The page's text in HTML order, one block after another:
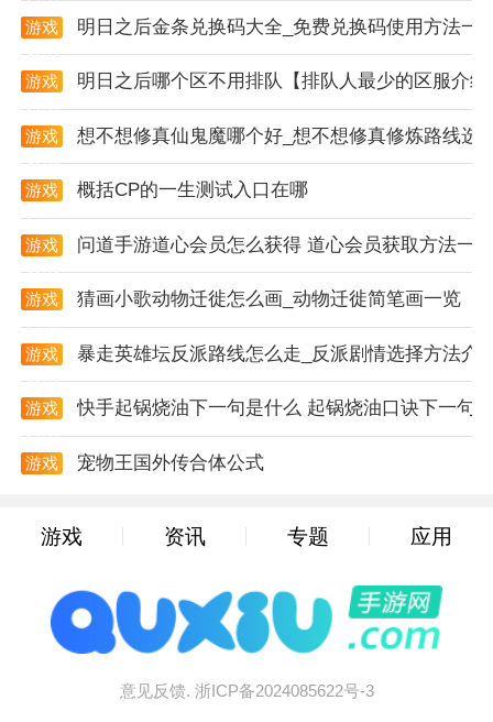
挑战性。
4. 多样化的武器装备：游戏提供了多种二战时期的武器
和装备供玩家选择，每种武器都有其独特的特点和使用
方法。
5. 角色与技能升级：玩家可以通过完成任务和挑战，解
锁新的火柴人角色和特殊技能，提升战斗力。
新手入门
1. 下载并安装游戏：玩家可以在应用商店或游戏官网下
2. 创建角色：进入游戏后，玩家需要创建自己的火柴人
角色，并选择初始装备和武器。
3. 熟悉操作界面：玩家需要熟悉游戏操作界面，了解各
个按钮的功能和用途。
进行战斗，完成各种任务和挑战。
5. 升级和装备：通过完成任务和挑战，玩家可以获得金
币和经验值，用于升级火柴人的能力和装备。
游戏
明日之后金条兑换码大全_免费兑换码使用方法一
游戏
明日之后哪个区不用排队【排队人最少的区服介绍
游戏
想不想修真仙鬼魔哪个好_想不想修真修炼路线选
游戏
概括CP的一生测试入口在哪
游戏
问道手游道心会员怎么获得 道心会员获取方法一览
游戏
猜画小歌动物迁徙怎么画_动物迁徙简笔画一览
游戏
暴走英雄坛反派路线怎么走_反派剧情选择方法介
游戏
快手起锅烧油下一句是什么 起锅烧油口诀下一句
游戏
宠物王国外传合体公式
游戏 资讯 专题 应用
意见反馈. 浙ICP备2024085622号-3